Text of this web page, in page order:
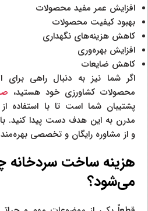
افزایش عمر مفید محصولات
بهبود کیفیت محصولات
کاهش هزینه‌های نگهداری
افزایش بهره‌وری
کاهش ضایعات
اگر شما نیز به دنبال راهی برای
محصولات کشاورزی خود هستید،
پشتیبان شما است تا با استفاده
مدرن به این هدف دست پیدا کنید.
و از مشاوره رایگان و تخصصی
هزینه ساخت سردخانه
می‌شود؟